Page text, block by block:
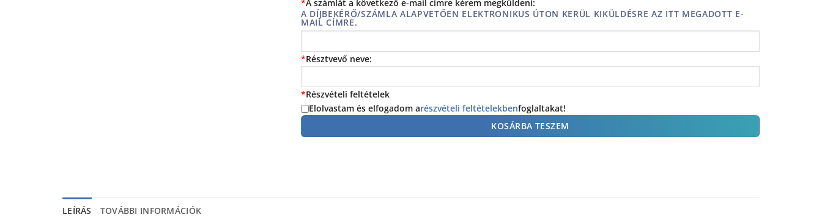
*A számlát a következő e-mail címre kérem megküldeni:
A DÍJBEKÉRŐ/SZÁMLA ALAPVETŐEN ELEKTRONIKUS ÚTON KERÜL KIKÜLDÉSRE AZ ITT MEGADOTT E-
MAIL CÍMRE.
*Résztvevő neve:
*Részvételi feltételek
Elolvastam és elfogadom arészvételi feltételekbenfoglaltakat!
KOSÁRBA TESZEM
LEÍRÁS TOVÁBBI INFORMÁCIÓK